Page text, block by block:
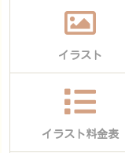
イラスト
イラスト料金表